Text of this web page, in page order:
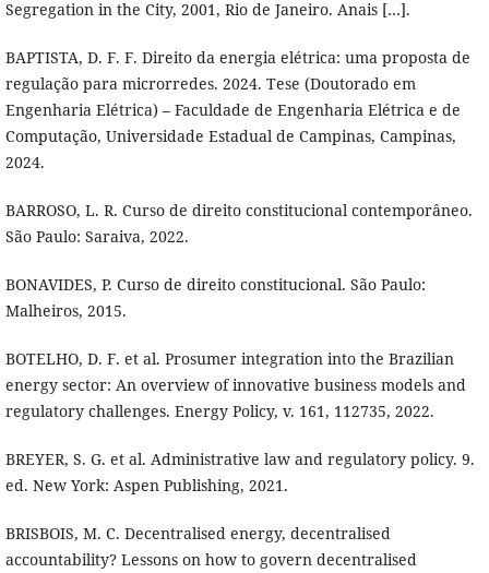
Segregation in the City, 2001, Rio de Janeiro. Anais […].
BAPTISTA, D. F. F. Direito da energia elétrica: uma proposta de
regulação para microrredes. 2024. Tese (Doutorado em
Engenharia Elétrica) – Faculdade de Engenharia Elétrica e de
Computação, Universidade Estadual de Campinas, Campinas,
2024.
BARROSO, L. R. Curso de direito constitucional contemporâneo.
São Paulo: Saraiva, 2022.
BONAVIDES, P. Curso de direito constitucional. São Paulo:
Malheiros, 2015.
BOTELHO, D. F. et al. Prosumer integration into the Brazilian
energy sector: An overview of innovative business models and
regulatory challenges. Energy Policy, v. 161, 112735, 2022.
BREYER, S. G. et al. Administrative law and regulatory policy. 9.
ed. New York: Aspen Publishing, 2021.
BRISBOIS, M. C. Decentralised energy, decentralised
accountability? Lessons on how to govern decentralised